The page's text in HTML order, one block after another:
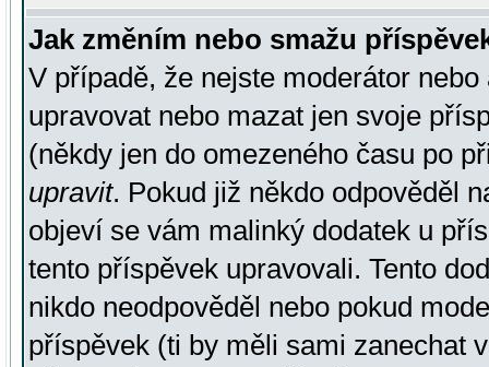
Jak změním nebo smažu
V případě, že nejste moderátor
upravovat nebo mazat jen svoje
(někdy jen do omezeného času po
upravit. Pokud již někdo odpověděl
objeví se vám malinký dodatek u
tento příspěvek upravovali. Tento
nikdo neodpověděl nebo pokud
příspěvek (ti by měli sami zanechat